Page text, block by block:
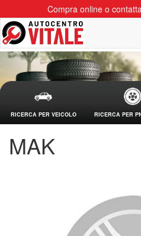
Compra online o
RICERCA PER VEICOLO RICERCA PER
MAK